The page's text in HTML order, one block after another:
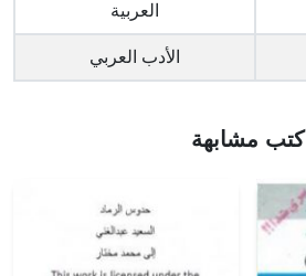
العربية
الأدب العربي
كتب مشابهة